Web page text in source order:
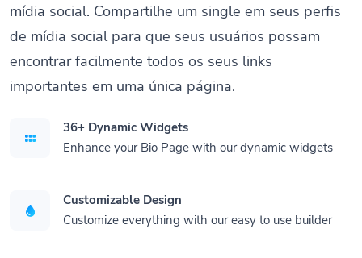
mídia social. Compartilhe um single em seus perfis
de mídia social para que seus usuários possam
encontrar facilmente todos os seus links
importantes em uma única página.
36+ Dynamic Widgets
Enhance your Bio Page with our dynamic widgets
Customizable Design
Customize everything with our easy to use builder